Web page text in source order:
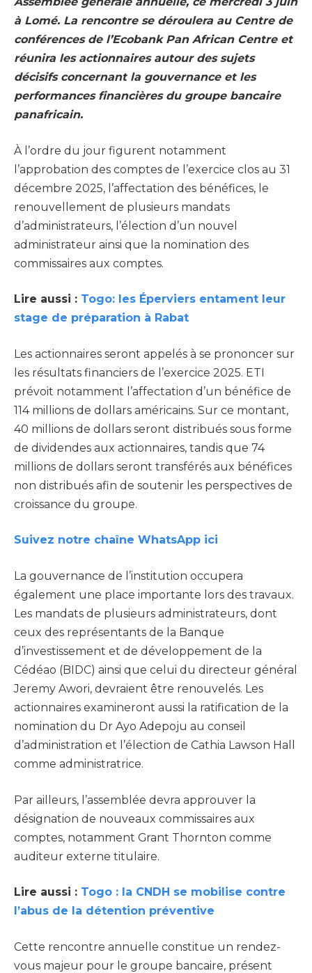
à Lomé. La rencontre se déroulera au Centre de
conférences de l’Ecobank Pan African Centre et
réunira les actionnaires autour des sujets
décisifs concernant la gouvernance et les
performances financières du groupe bancaire
panafricain.
À l’ordre du jour figurent notamment
l’approbation des comptes de l’exercice clos au 31
décembre 2025, l’affectation des bénéfices, le
renouvellement de plusieurs mandats
d’administrateurs, l’élection d’un nouvel
administrateur ainsi que la nomination des
commissaires aux comptes.
Lire aussi : Togo: les Éperviers entament leur
stage de préparation à Rabat
Les actionnaires seront appelés à se prononcer sur
les résultats financiers de l’exercice 2025. ETI
prévoit notamment l’affectation d’un bénéfice de
114 millions de dollars américains. Sur ce montant,
40 millions de dollars seront distribués sous forme
de dividendes aux actionnaires, tandis que 74
millions de dollars seront transférés aux bénéfices
non distribués afin de soutenir les perspectives de
croissance du groupe.
Suivez notre chaîne WhatsApp ici
La gouvernance de l’institution occupera
également une place importante lors des travaux.
Les mandats de plusieurs administrateurs, dont
ceux des représentants de la Banque
d’investissement et de développement de la
Cédéao (BIDC) ainsi que celui du directeur général
Jeremy Awori, devraient être renouvelés. Les
actionnaires examineront aussi la ratification de la
nomination du Dr Ayo Adepoju au conseil
d’administration et l’élection de Cathia Lawson Hall
comme administratrice.
Par ailleurs, l’assemblée devra approuver la
désignation de nouveaux commissaires aux
comptes, notamment Grant Thornton comme
auditeur externe titulaire.
Lire aussi : Togo : la CNDH se mobilise contre
l’abus de la détention préventive
Cette rencontre annuelle constitue un rendez-
vous majeur pour le groupe bancaire, présent